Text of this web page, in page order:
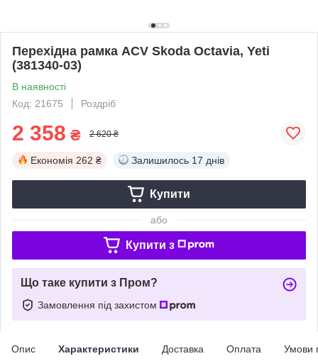
Перехідна рамка ACV Skoda Octavia, Yeti
(381340-03)
В наявності
Код: 21675
Роздріб
2 358 ₴ 2 620 ₴
Економія 262 ₴ Залишилось 17 днів
Купити
або
Купити з
Що таке купити з Пром?
Замовлення під захистом
Опис Характеристики Доставка Оплата Умови